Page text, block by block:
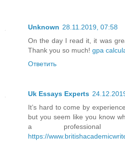
Unknown 28.11.2019, 07:58
On the day I read it, it was
Thank you so much! gpa
Ответить
Uk Essays Experts
It’s hard to come by
but you seem like you know
a professional
https://